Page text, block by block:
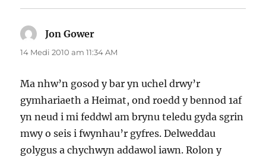
Jon Gower
dweud:
14 Medi 2010 am 11:34 AM
Ma nhw’n gosod y bar yn uchel drwy’r
gymhariaeth a Heimat, ond roedd y bennod 1af
yn neud i mi feddwl am brynu teledu gyda sgrin
mwy o seis i fwynhau’r gyfres. Delweddau
golygus a chychwyn addawol iawn. Rolon y